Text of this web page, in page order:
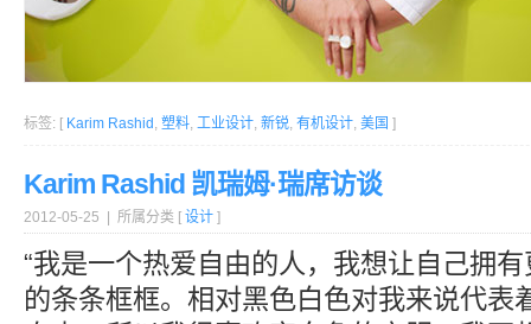
标签: [ Karim Rashid , 塑料, 工业设计, 新锐, 有机设计, 美国 ]
Karim Rashid 凯瑞姆·瑞席访谈
2012-05-25 | 所属分类 [ 设计 ]
“我是一个热爱自由的人，我想让自己拥
的条条框框。相对黑色白色对我来说代表